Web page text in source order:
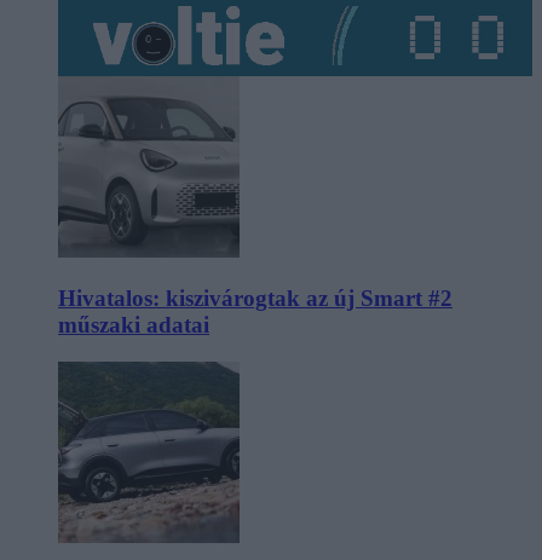
Hivatalos: kiszivárogtak az új Smart #2
műszaki adatai